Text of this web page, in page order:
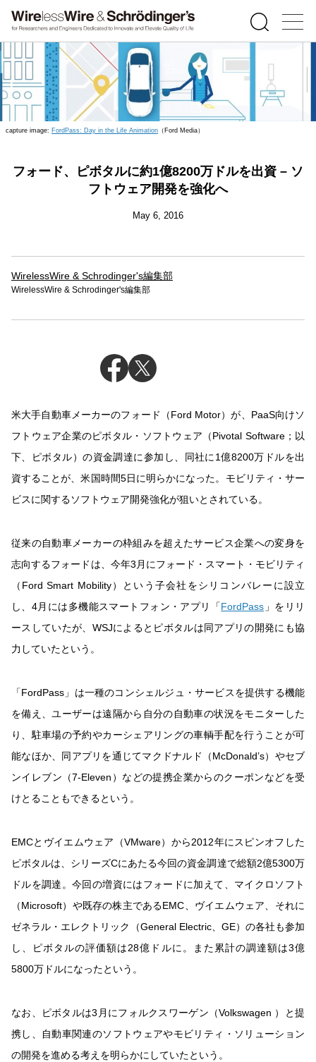
capture image: FordPass: Day in the Life Animation （Ford Media）
フォード、ピボタルに約1億8200万ドルを出資 – ソ
フトウェア開発を強化へ
May 6, 2016
WirelessWire & Schrodinger's編集部
WirelessWire & Schrodinger's編集部
米大手自動車メーカーのフォード（Ford Motor）が、PaaS向けソ
フトウェア企業のピボタル・ソフトウェア（Pivotal Software；以
下、ピボタル）の資金調達に参加し、同社に1億8200万ドルを出
資することが、米国時間5日に明らかになった。モビリティ・サー
ビスに関するソフトウェア開発強化が狙いとされている。
従来の自動車メーカーの枠組みを超えたサービス企業への変身を
志向するフォードは、今年3月にフォード・スマート・モビリティ
（Ford Smart Mobility）という子会社をシリコンバレーに設立
し、4月には多機能スマートフォン・アプリ「FordPass 」をリリ
ースしていたが、WSJによるとピボタルは同アプリの開発にも協
力していたという。
「FordPass」は一種のコンシェルジュ・サービスを提供する機能
を備え、ユーザーは遠隔から自分の自動車の状況をモニターした
り、駐車場の予約やカーシェアリングの車輌手配を行うことが可
能なほか、同アプリを通じてマクドナルド（McDonald’s）やセブ
ンイレブン（7-Eleven）などの提携企業からのクーポンなどを受
けとることもできるという。
EMCとヴイエムウェア（VMware）から2012年にスピンオフした
ピボタルは、シリーズCにあたる今回の資金調達で総額2億5300万
ドルを調達。今回の増資にはフォードに加えて、マイクロソフト
（Microsoft）や既存の株主であるEMC、ヴイエムウェア、それに
ゼネラル・エレクトリック（General Electric、GE）の各社も参加
し、ピボタルの評価額は28億ドルに。また累計の調達額は3億
5800万ドルになったという。
なお、ピボタルは3月にフォルクスワーゲン（Volkswagen ）と提
携し、自動車関連のソフトウェアやモビリティ・ソリューション
の開発を進める考えを明らかにしていたという。